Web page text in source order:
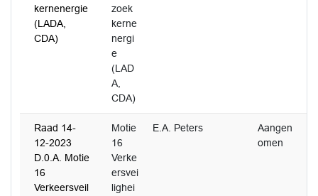
kernenergie
(LADA,
CDA)
zoek
kerne
nergi
e
(LAD
A,
CDA)
Raad 14-
12-2023
D.0.A. Motie
16
Verkeersveil
Motie
16
Verke
ersvei
lighei
E.A. Peters
Aangen
omen